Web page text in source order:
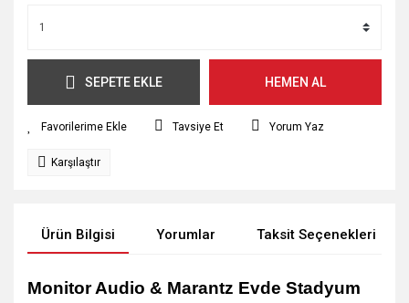
SEPETE EKLE HEMEN AL
Tavsiye Et Yorum Yaz
Karşılaştır
Ürün Bilgisi Yorumlar Taksit Seçenekleri
Monitor Audio & Marantz Evde Stadyum